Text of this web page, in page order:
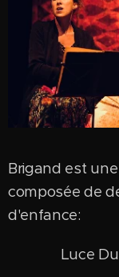
Brigand est
composée de
d'enfance:
Luce